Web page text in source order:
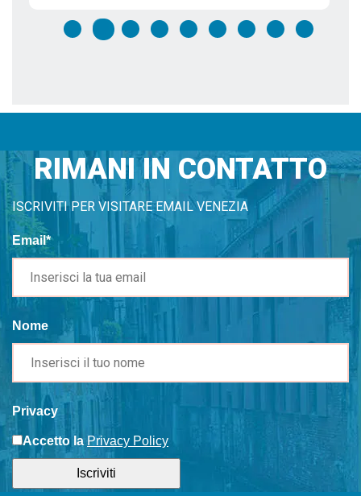
Dettagli
RIMANI IN CONTATTO
ISCRIVITI PER VISITARE EMAIL VENEZIA
Privacy
Accetto la Privacy Policy